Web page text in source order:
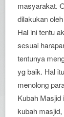
masyarakat.
dilakukan
Hal ini tentu
sesuai
tentunya
yg baik. Hal
menolong
Kubah
kubah